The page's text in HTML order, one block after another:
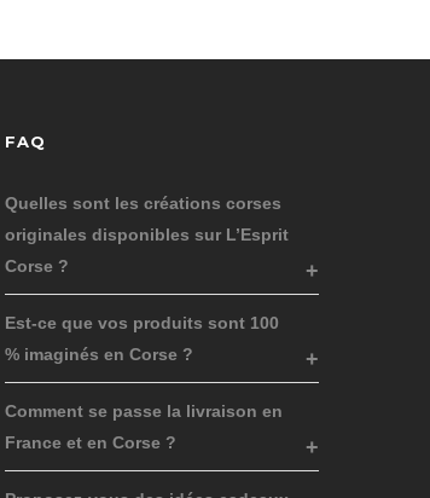
FAQ
Quelles sont les créations corses
originales disponibles sur L’Esprit
Corse ?
Est-ce que vos produits sont 100
% imaginés en Corse ?
Comment se passe la livraison en
France et en Corse ?